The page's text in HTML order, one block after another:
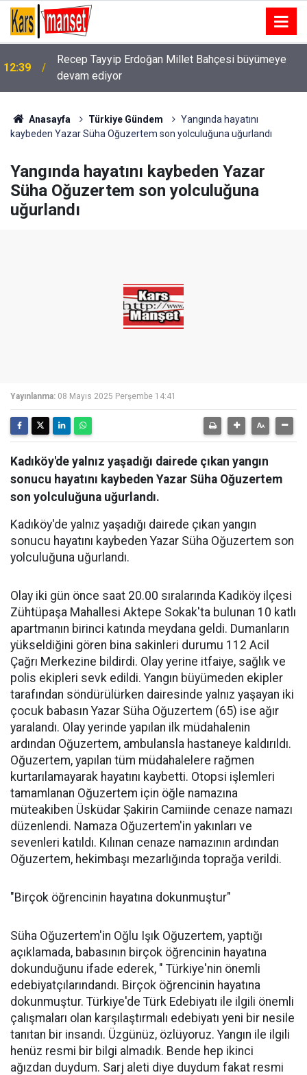
12:39
Bakan Uraloğlu: "Temmuz ayında
havalimanlarımızda direkt transit yolcular ile birlikte
toplam 26 milyon 797 bin 638 yolcuya hizmet
Anasayfa Türkiye Gündem
Yangında hayatını
kaybeden Yazar Süha Oğuzertem son yolculuğuna uğurlandı
Yangında hayatını kaybeden Yazar
Süha Oğuzertem son yolculuğuna
uğurlandı
Yayınlanma: 08 Mayıs 2025 Perşembe 14:41
Kadıköy'de yalnız yaşadığı dairede çıkan yangın
sonucu hayatını kaybeden Yazar Süha Oğuzertem
son yolculuğuna uğurlandı.
Kadıköy'de yalnız yaşadığı dairede çıkan yangın
sonucu hayatını kaybeden Yazar Süha Oğuzertem son
yolculuğuna uğurlandı.
Olay iki gün önce saat 20.00 sıralarında Kadıköy ilçesi
Zühtüpaşa Mahallesi Aktepe Sokak'ta bulunan 10 katlı
apartmanın birinci katında meydana geldi. Dumanların
yükseldiğini gören bina sakinleri durumu 112 Acil
Çağrı Merkezine bildirdi. Olay yerine itfaiye, sağlık ve
polis ekipleri sevk edildi. Yangın büyümeden ekipler
tarafından söndürülürken dairesinde yalnız yaşayan iki
çocuk babasın Yazar Süha Oğuzertem (65) ise ağır
yaralandı. Olay yerinde yapılan ilk müdahalenin
ardından Oğuzertem, ambulansla hastaneye kaldırıldı.
Oğuzertem, yapılan tüm müdahalelere rağmen
kurtarılamayarak hayatını kaybetti. Otopsi işlemleri
tamamlanan Oğuzertem için öğle namazına
müteakiben Üsküdar Şakirin Camiinde cenaze namazı
düzenlendi. Namaza Oğuzertem'in yakınları ve
sevenleri katıldı. Kılınan cenaze namazının ardından
Oğuzertem, hekimbaşı mezarlığında toprağa verildi.
"Birçok öğrencinin hayatına dokunmuştur"
Süha Oğuzertem'in Oğlu Işık Oğuzertem, yaptığı
açıklamada, babasının birçok öğrencinin hayatına
dokunduğunu ifade ederek, " Türkiye'nin önemli
edebiyatçılarındandı. Birçok öğrencinin hayatına
dokunmuştur. Türkiye'de Türk Edebiyatı ile ilgili önemli
çalışmaları olan karşılaştırmalı edebiyatı yeni bir nesile
tanıtan bir insandı. Üzgünüz, özlüyoruz. Yangın ile ilgili
henüz resmi bir bilgi almadık. Bende hep ikinci
ağızdan duydum. Sarj aleti diye duydum fakat resmi